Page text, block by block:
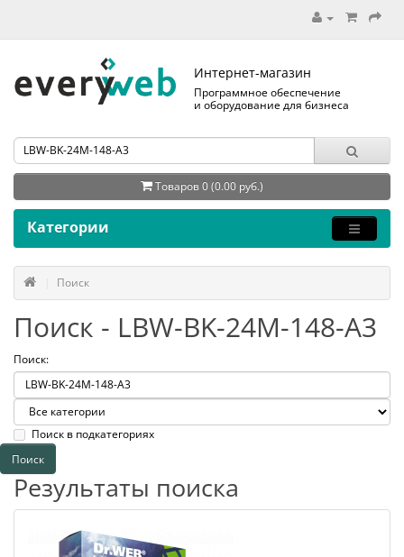
Интернет-магазин
Программное обеспечение
и оборудование для бизнеса
Товаров 0 (0.00 руб.)
Категории
Поиск
Поиск - LBW-BK-24M-148-A3
Поиск:
Поиск в подкатегориях
Результаты поиска